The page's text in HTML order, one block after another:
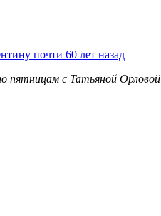
почти 60 лет назад
пятницам с Татьяной Орловой